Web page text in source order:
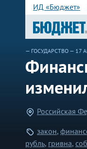
ИД «Бюджет»
— ГОСУДАРСТВО — 17
Российская
закон,
рубль, гривна,